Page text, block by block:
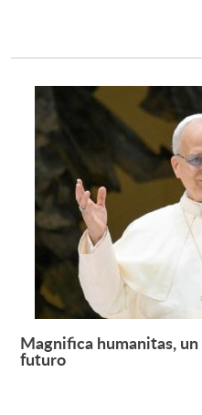
Magnifica humanitas,
futuro